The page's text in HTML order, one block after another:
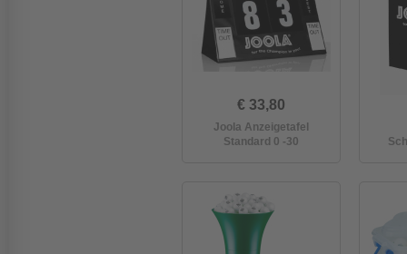
€ 33,80
Joola Anzeigetafel
Standard 0 -30